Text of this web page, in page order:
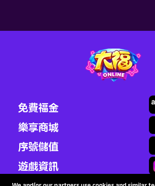
免費福金
樂享商城
序號儲值
遊戲資訊